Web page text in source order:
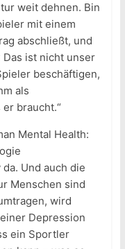
weit dehnen. Bin
mit einem
abschließt, und
ist nicht unser
beschäftigen,
als
braucht.“
Mental Health:
Und auch die
Menschen sind
wird
Depression
ein Sportler